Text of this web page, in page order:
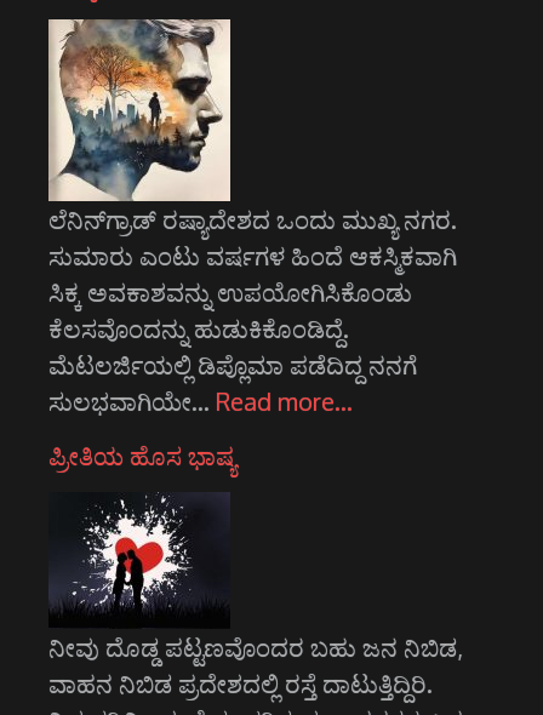
ಲೆನಿನ್‌ಗ್ರಾಡ್ ರಷ್ಯಾದೇಶದ ಒಂದು ಮುಖ್ಯ ನಗರ.
ಸುಮಾರು ಎಂಟು ವರ್ಷಗಳ ಹಿಂದೆ ಆಕಸ್ಮಿಕವಾಗಿ
ಸಿಕ್ಕ ಅವಕಾಶವನ್ನು ಉಪಯೋಗಿಸಿಕೊಂಡು
ಕೆಲಸವೊಂದನ್ನು ಹುಡುಕಿಕೊಂಡಿದ್ದೆ.
ಮೆಟಲರ್ಜಿಯಲ್ಲಿ ಡಿಪ್ಲೊಮಾ ಪಡೆದಿದ್ದ ನನಗೆ
ಸುಲಭವಾಗಿಯೇ… Read more…
ಪ್ರೀತಿಯ ಹೊಸ ಭಾಷ್ಯ
ನೀವು ದೊಡ್ಡ ಪಟ್ಟಣವೊಂದರ ಬಹು ಜನ ನಿಬಿಡ,
ವಾಹನ ನಿಬಿಡ ಪ್ರದೇಶದಲ್ಲಿ ರಸ್ತೆ ದಾಟುತ್ತಿದ್ದಿರಿ.